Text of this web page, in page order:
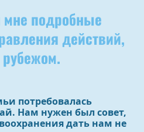
мне подробные
действий,
потребовалась
Нам нужен был совет,
дать нам не